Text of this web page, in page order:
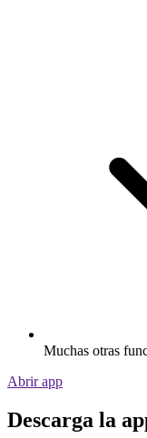
Muchas otras
Abrir app
Descarga la